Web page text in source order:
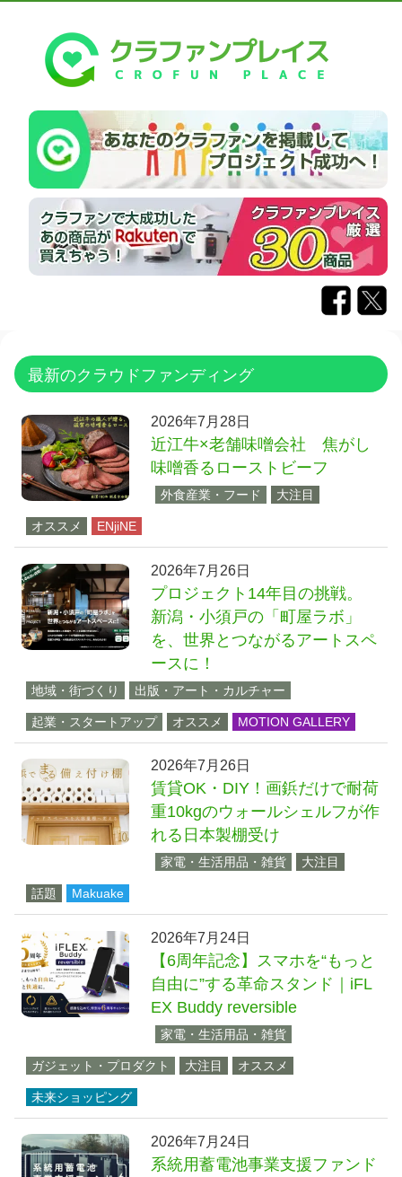
最新のクラウドファンディング
2026年7月28日
近江牛×老舗味噌会社 焦がし
味噌香るローストビーフ
外食産業・フード 大注目
オススメ ENjiNE
2026年7月26日
プロジェクト14年目の挑戦。
新潟・小須戸の「町屋ラボ」
を、世界とつながるアートスペ
ースに！
地域・街づくり 出版・アート・カルチャー
起業・スタートアップ オススメ MOTION GALLERY
2026年7月26日
賃貸OK・DIY！画鋲だけで耐荷
重10kgのウォールシェルフが作
れる日本製棚受け
家電・生活用品・雑貨 大注目
話題 Makuake
2026年7月24日
【6周年記念】スマホを“もっと
自由に”する革命スタンド｜iFL
EX Buddy reversible
家電・生活用品・雑貨
ガジェット・プロダクト 大注目 オススメ
未来ショッピング
2026年7月24日
系統用蓄電池事業支援ファンド